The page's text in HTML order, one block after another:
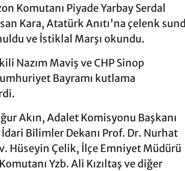
Komutanı Piyade Yarbay Serdal
Kara, Atatürk Anıtı'na çelenk
ve İstiklal Marşı okundu.
Nazım Maviş ve CHP Sinop
Bayramı kutlama
Akın, Adalet Komisyonu Başkanı
Bilimler Dekanı Prof. Dr. Nurhat
Hüseyin Çelik, İlçe Emniyet Müdürü
Yzb. Ali Kızıltaş ve diğer